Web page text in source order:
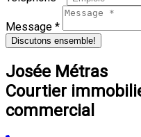
Message *
Discutons ensemble!
Josée Métras
Courtier
commercial